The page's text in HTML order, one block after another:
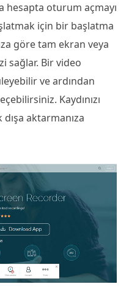
hesapta oturum açmayı
için bir başlatma
göre tam ekran veya
sağlar. Bir video
ve ardından
Kaydınızı
aktarmanıza